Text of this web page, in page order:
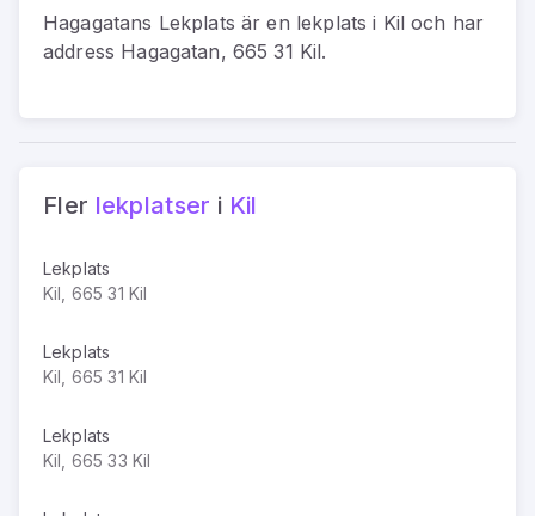
Hagagatans Lekplats ären lekplats i Kil och har
address Hagagatan, 665 31 Kil.
Fler lekplatser i Kil
Lekplats
Kil, 665 31 Kil
Lekplats
Kil, 665 31 Kil
Lekplats
Kil, 665 33 Kil